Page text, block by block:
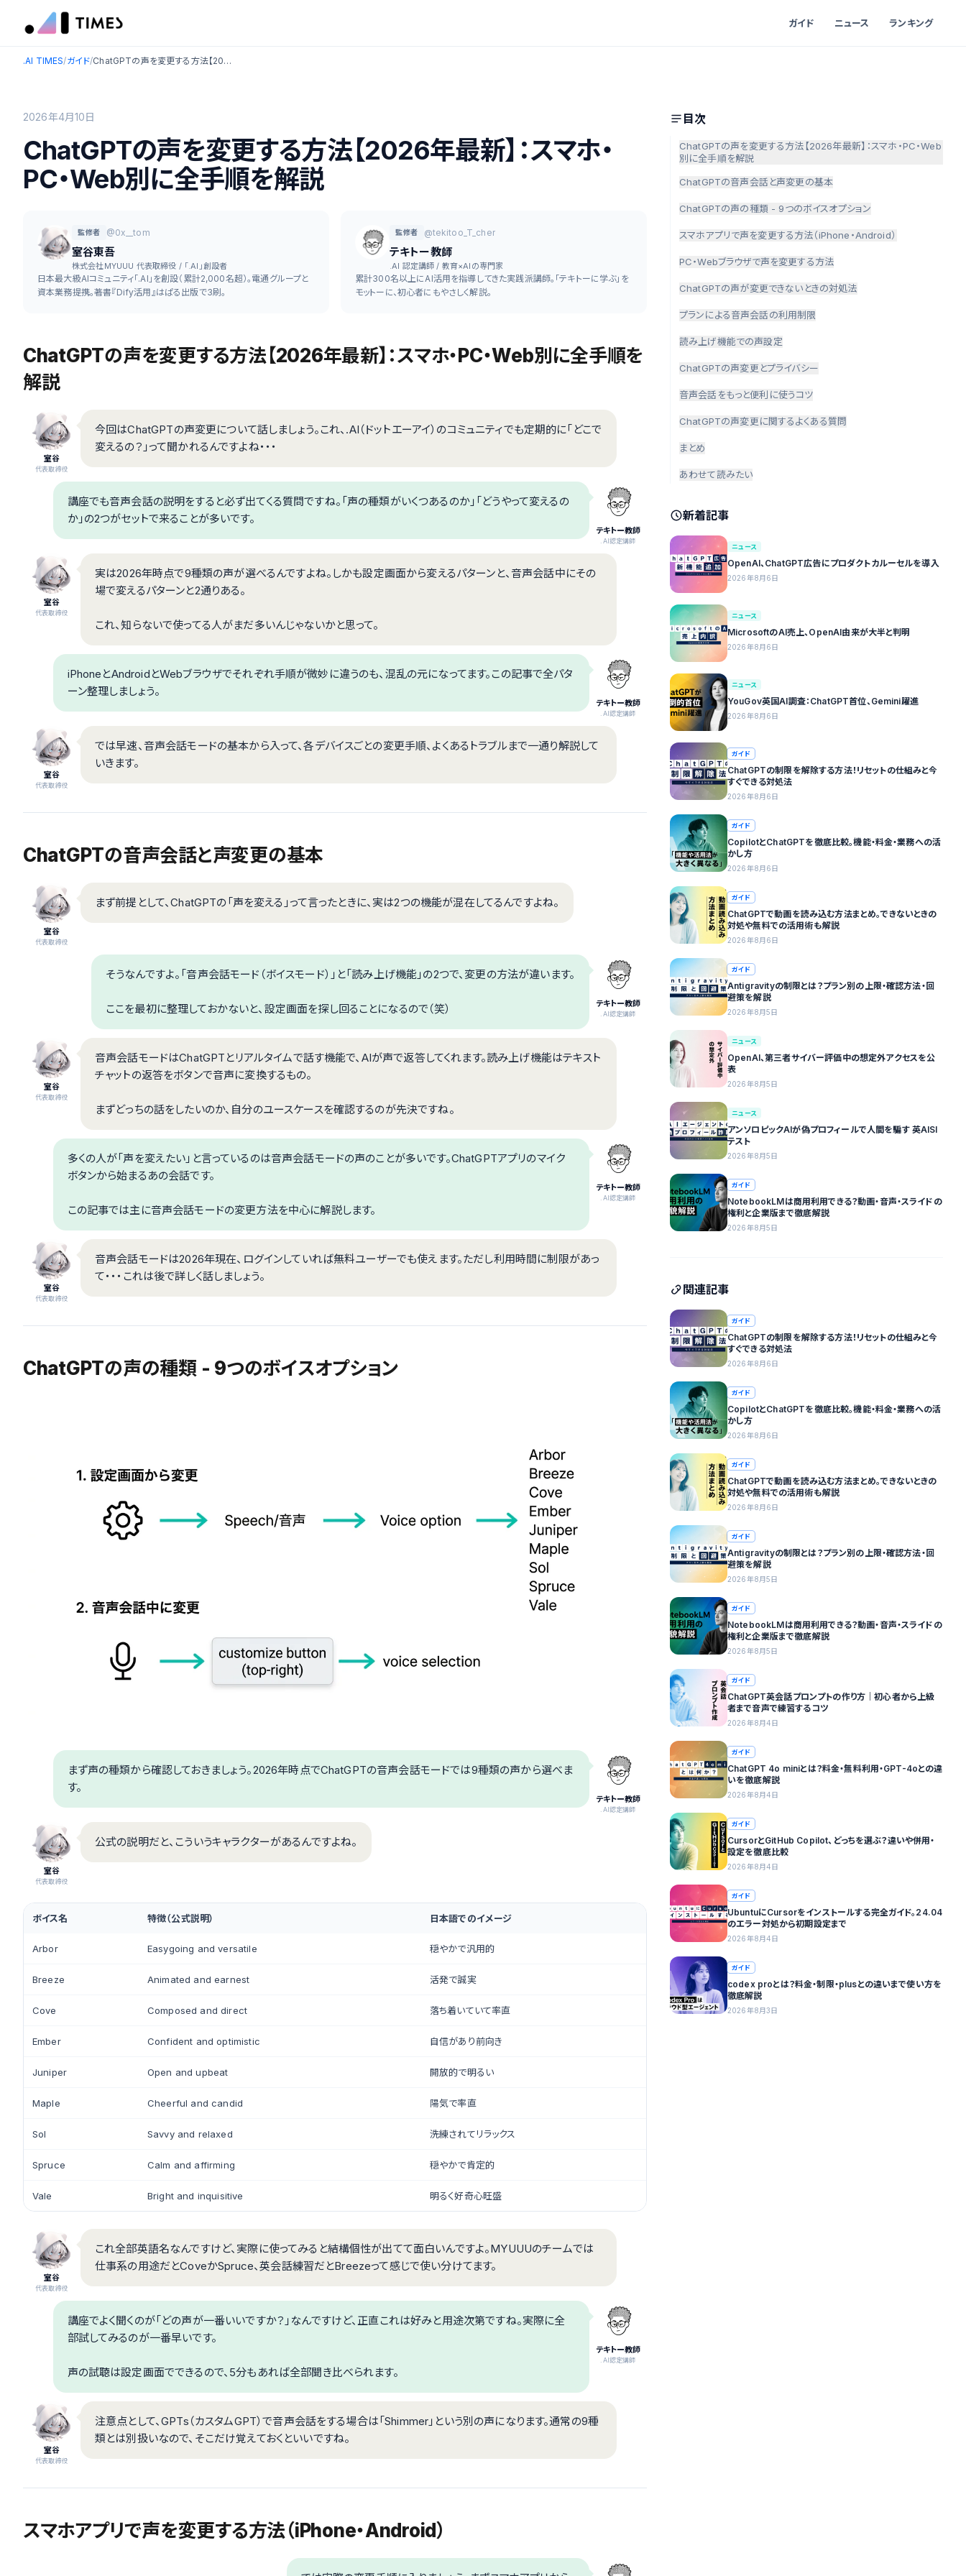
ガイド ニュース ランキング
.AI TIMES/ガイド/ ChatGPTの声を変更する方法【2026年最新】：スマホ・PC・Web別に全手順を解説
2026年4月10日
ChatGPTの声を変更する方法【2026年最新】：スマホ・
PC・Web別に全手順を解説
監修者 @0x__tom
室谷東吾
株式会社MYUUU 代表取締役 / 「.AI」創設者
日本最大級AIコミュニティ「.AI」を創設（累計2,000名超）。電通グループと
資本業務提携。著書『Dify活用』はぱる出版で3刷。
監修者 @tekitoo_T_cher
テキトー教師
.AI 認定講師 / 教育×AIの専門家
累計300名以上にAI活用を指導してきた実践派講師。「テキトーに学ぶ」を
モットーに、初心者にもやさしく解説。
ChatGPTの声を変更する方法【2026年最新】：スマホ・PC・Web別に全手順を
解説
室谷
代表取締役
今回はChatGPTの声変更について話しましょう。これ、.AI（ドットエーアイ）のコミュニティでも定期的に「どこで
変えるの？」って聞かれるんですよね・・・
テキトー教師
.AI認定講師
講座でも音声会話の説明をすると必ず出てくる質問ですね。「声の種類がいくつあるのか」「どうやって変えるの
か」の2つがセットで来ることが多いです。
室谷
代表取締役
実は2026年時点で9種類の声が選べるんですよね。しかも設定画面から変えるパターンと、音声会話中にその
場で変えるパターンと2通りある。
これ、知らないで使ってる人がまだ多いんじゃないかと思って。
テキトー教師
.AI認定講師
iPhoneとAndroidとWebブラウザでそれぞれ手順が微妙に違うのも、混乱の元になってます。この記事で全パタ
ーン整理しましょう。
室谷
代表取締役
では早速、音声会話モードの基本から入って、各デバイスごとの変更手順、よくあるトラブルまで一通り解説して
いきます。
ChatGPTの音声会話と声変更の基本
室谷
代表取締役
まず前提として、ChatGPTの「声を変える」って言ったときに、実は2つの機能が混在してるんですよね。
テキトー教師
.AI認定講師
そうなんですよ。「音声会話モード（ボイスモード）」と「読み上げ機能」の2つで、変更の方法が違います。
ここを最初に整理しておかないと、設定画面を探し回ることになるので（笑）
室谷
代表取締役
音声会話モードはChatGPTとリアルタイムで話す機能で、AIが声で返答してくれます。読み上げ機能はテキスト
チャットの返答をボタンで音声に変換するもの。
まずどっちの話をしたいのか、自分のユースケースを確認するのが先決ですね。
テキトー教師
.AI認定講師
多くの人が「声を変えたい」と言っているのは音声会話モードの声のことが多いです。ChatGPTアプリのマイク
ボタンから始まるあの会話です。
この記事では主に音声会話モードの変更方法を中心に解説します。
室谷
代表取締役
音声会話モードは2026年現在、ログインしていれば無料ユーザーでも使えます。ただし利用時間に制限があっ
て・・・これは後で詳しく話しましょう。
ChatGPTの声の種類 - 9つのボイスオプション
テキトー教師
.AI認定講師
まず声の種類から確認しておきましょう。2026年時点でChatGPTの音声会話モードでは9種類の声から選べま
す。
室谷
代表取締役
公式の説明だと、こういうキャラクターがあるんですよね。
ボイス名 特徴（公式説明） 日本語でのイメージ
Arbor Easygoing and versatile 穏やかで汎用的
Breeze Animated and earnest 活発で誠実
Cove Composed and direct 落ち着いていて率直
Ember Confident and optimistic 自信があり前向き
Juniper Open and upbeat 開放的で明るい
Maple Cheerful and candid 陽気で率直
Sol Savvy and relaxed 洗練されてリラックス
Spruce Calm and affirming 穏やかで肯定的
Vale Bright and inquisitive 明るく好奇心旺盛
室谷
代表取締役
これ全部英語名なんですけど、実際に使ってみると結構個性が出てて面白いんですよ。MYUUUのチームでは
仕事系の用途だとCoveかSpruce、英会話練習だとBreezeって感じで使い分けてます。
テキトー教師
.AI認定講師
講座でよく聞くのが「どの声が一番いいですか？」なんですけど、正直これは好みと用途次第ですね。実際に全
部試してみるのが一番早いです。
声の試聴は設定画面でできるので、5分もあれば全部聞き比べられます。
室谷
代表取締役
注意点として、GPTs（カスタムGPT）で音声会話をする場合は「Shimmer」という別の声になります。通常の9種
類とは別扱いなので、そこだけ覚えておくといいですね。
スマホアプリで声を変更する方法（iPhone・Android）
目次
ChatGPTの声を変更する方法【2026年最新】：スマホ・PC・Web
別に全手順を解説
ChatGPTの音声会話と声変更の基本
ChatGPTの声の種類 - 9つのボイスオプション
スマホアプリで声を変更する方法（iPhone・Android）
PC・Webブラウザで声を変更する方法
ChatGPTの声が変更できないときの対処法
プランによる音声会話の利用制限
読み上げ機能での声設定
ChatGPTの声変更とプライバシー
音声会話をもっと便利に使うコツ
ChatGPTの声変更に関するよくある質問
まとめ
あわせて読みたい
新着記事
ニュース
OpenAI、ChatGPT広告にプロダクトカルーセルを導入
2026年8月6日
ニュース
MicrosoftのAI売上、OpenAI由来が大半と判明
2026年8月6日
ニュース
YouGov英国AI調査：ChatGPT首位、Gemini躍進
2026年8月6日
ガイド
ChatGPTの制限を解除する方法！リセットの仕組みと今
すぐできる対処法
2026年8月6日
ガイド
CopilotとChatGPTを徹底比較。機能・料金・業務への活
かし方
2026年8月6日
ガイド
ChatGPTで動画を読み込む方法まとめ。できないときの
対処や無料での活用術も解説
2026年8月6日
ガイド
Antigravityの制限とは？プラン別の上限・確認方法・回
避策を解説
2026年8月5日
ニュース
OpenAI、第三者サイバー評価中の想定外アクセスを公
表
2026年8月5日
ニュース
アンソロピックAIが偽プロフィールで人間を騙す 英AISI
テスト
2026年8月5日
ガイド
NotebookLMは商用利用できる？動画・音声・スライドの
権利と企業版まで徹底解説
2026年8月5日
関連記事
ガイド
ChatGPTの制限を解除する方法！リセットの仕組みと今
すぐできる対処法
2026年8月6日
ガイド
CopilotとChatGPTを徹底比較。機能・料金・業務への活
かし方
2026年8月6日
ガイド
ChatGPTで動画を読み込む方法まとめ。できないときの
対処や無料での活用術も解説
2026年8月6日
ガイド
Antigravityの制限とは？プラン別の上限・確認方法・回
避策を解説
2026年8月5日
ガイド
NotebookLMは商用利用できる？動画・音声・スライドの
権利と企業版まで徹底解説
2026年8月5日
ガイド
ChatGPT英会話プロンプトの作り方｜初心者から上級
者まで音声で練習するコツ
2026年8月4日
ガイド
ChatGPT 4o miniとは？料金・無料利用・GPT-4oとの違
いを徹底解説
2026年8月4日
ガイド
CursorとGitHub Copilot、どっちを選ぶ？違いや併用・
設定を徹底比較
2026年8月4日
ガイド
UbuntuにCursorをインストールする完全ガイド。24.04
のエラー対処から初期設定まで
2026年8月4日
ガイド
codex proとは？料金・制限・plusとの違いまで使い方を
徹底解説
2026年8月3日